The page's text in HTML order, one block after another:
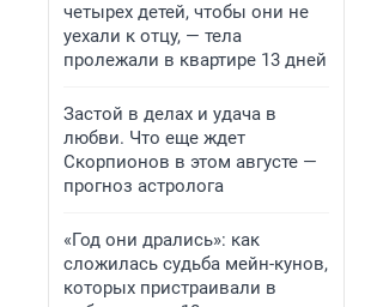
четырех детей, чтобы они не
уехали к отцу, — тела
пролежали в квартире 13 дней
Застой в делах и удача в
любви. Что еще ждет
Скорпионов в этом августе —
прогноз астролога
«Год они дрались»: как
сложилась судьба мейн-кунов,
которых пристраивали в